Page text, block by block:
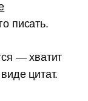
писать.
— хватит
цитат.